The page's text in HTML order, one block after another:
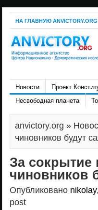
НА ГЛАВНУЮ ANVICTORY.ORG
Новости Проект
Несвободная планета
anvictory.org »
чиновников будут
За сокрытие
чиновников
Опубликовано nikolay
post